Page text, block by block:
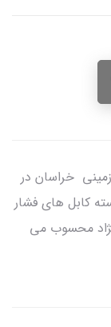
افشان سایز 95+185*3 کابل زمینی خراسان در
در دسته کابل های فشار
محسوب می